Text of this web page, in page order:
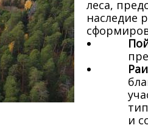
леса,
наследие
и